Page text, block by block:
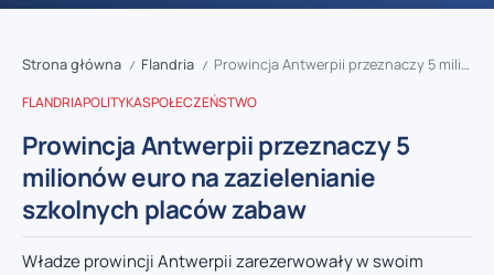
Strona główna / Flandria / Prowincja Antwerpii przeznaczy 5 milionów euro na zazielenianie szkolnych placów zabaw
FLANDRIAPOLITYKASPOŁECZEŃSTWO
Prowincja Antwerpii przeznaczy 5
milionów euro na zazielenianie
szkolnych placów zabaw
Władze prowincji Antwerpii zarezerwowały w swoim